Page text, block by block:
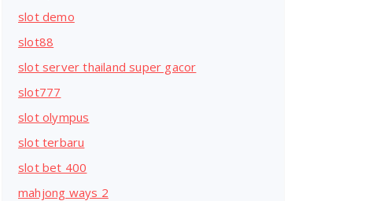
slot demo
slot88
slot server thailand super gacor
slot777
slot olympus
slot terbaru
slot bet 400
mahjong ways 2